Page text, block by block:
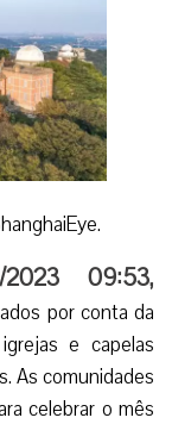
09:53,
por conta da
e capelas
As comunidades
celebrar o mês